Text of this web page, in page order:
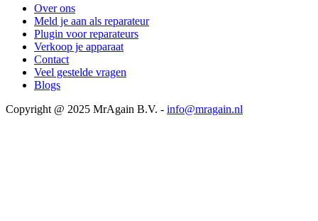
Over ons
Meld je aan als reparateur
Plugin voor reparateurs
Verkoop je apparaat
Contact
Veel gestelde vragen
Blogs
Copyright @ 2025 MrAgain B.V. - info@mragain.nl